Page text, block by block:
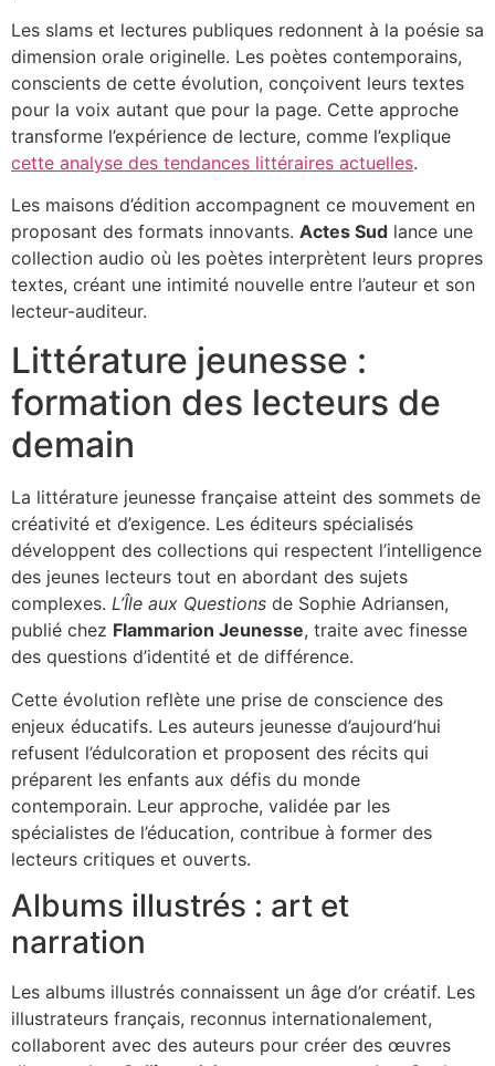
Les slams et lectures publiques redonnent à la poésie sa
dimension orale originelle. Les poètes contemporains,
conscients de cette évolution, conçoivent leurs textes
pour la voix autant que pour la page. Cette approche
transforme l’expérience de lecture, comme l’explique
cette analyse des tendances littéraires actuelles.
Les maisons d’édition accompagnent ce mouvement en
proposant des formats innovants. Actes Sud lance une
collection audio où les poètes interprètent leurs propres
textes, créant une intimité nouvelle entre l’auteur et son
lecteur-auditeur.
Littérature jeunesse :
formation des lecteurs de
demain
La littérature jeunesse française atteint des sommets de
créativité et d’exigence. Les éditeurs spécialisés
développent des collections qui respectent l’intelligence
des jeunes lecteurs tout en abordant des sujets
complexes. L’Île aux Questions de Sophie Adriansen,
publié chez Flammarion Jeunesse, traite avec finesse
des questions d’identité et de différence.
Cette évolution reflète une prise de conscience des
enjeux éducatifs. Les auteurs jeunesse d’aujourd’hui
refusent l’édulcoration et proposent des récits qui
préparent les enfants aux défis du monde
contemporain. Leur approche, validée par les
spécialistes de l’éducation, contribue à former des
lecteurs critiques et ouverts.
Albums illustrés : art et
narration
Les albums illustrés connaissent un âge d’or créatif. Les
illustrateurs français, reconnus internationalement,
collaborent avec des auteurs pour créer des œuvres